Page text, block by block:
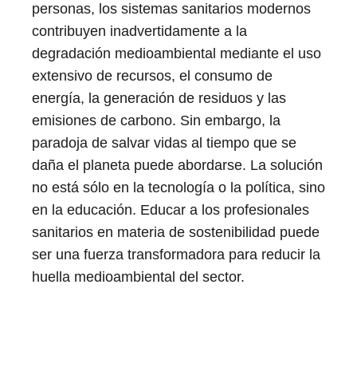
personas, los sistemas sanitarios modernos
contribuyen inadvertidamente a la
degradación medioambiental mediante el uso
extensivo de recursos, el consumo de
energía, la generación de residuos y las
emisiones de carbono. Sin embargo, la
paradoja de salvar vidas al tiempo que se
daña el planeta puede abordarse. La solución
no está sólo en la tecnología o la política, sino
en la educación. Educar a los profesionales
sanitarios en materia de sostenibilidad puede
ser una fuerza transformadora para reducir la
huella medioambiental del sector.